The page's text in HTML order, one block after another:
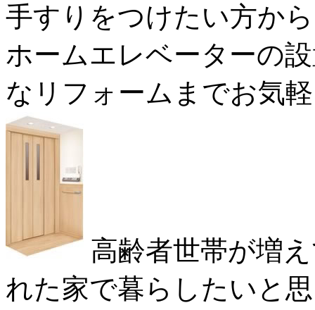
手すりをつけたい方か
ホームエレベーターの
なリフォームまでお気
高齢者世帯が増
れた家で暮らしたいと